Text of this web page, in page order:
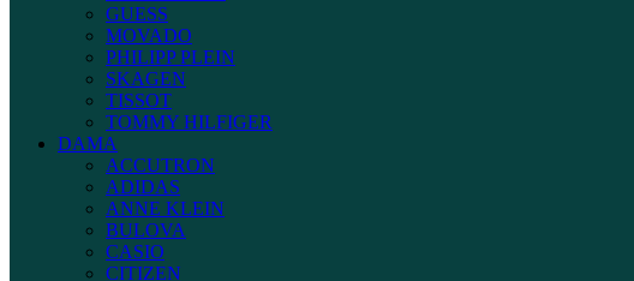
GUESS
MOVADO
PHILIPP PLEIN
SKAGEN
TISSOT
TOMMY HILFIGER
DAMA
ACCUTRON
ADIDAS
ANNE KLEIN
BULOVA
CASIO
CITIZEN